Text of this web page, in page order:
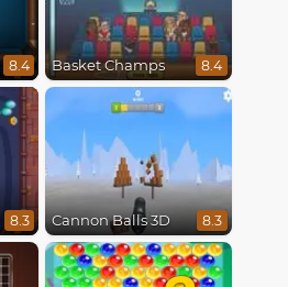
8.4 Basket Champs 8.4
8.3 Cannon Balls 3D 8.3